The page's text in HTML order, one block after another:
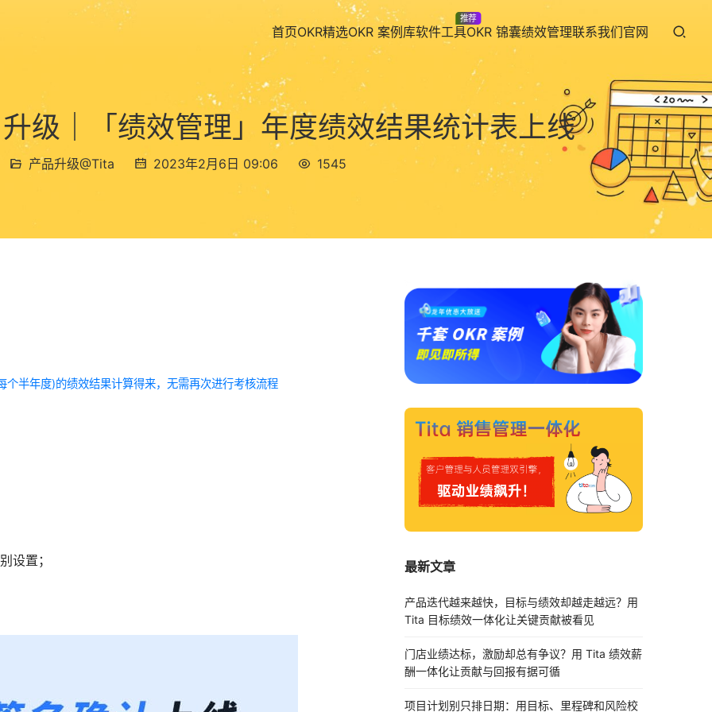
首页OKR精选OKR 案例库软件工具
推荐
OKR 锦囊绩效管理联系我们官网
级｜「绩效管理」年度绩效结果统计表上线
产品升级@Tita 2023年2月6日 09:06 1545
半年度)的绩效结果计算得来，无需再次进行考核流程
设置； 最新文章
产品迭代越来越快，目标与绩效却越走越远？用
Tita 目标绩效一体化让关键贡献被看见
门店业绩达标，激励却总有争议？用 Tita 绩效薪
酬一体化让贡献与回报有据可循
项目计划别只排日期：用目标、里程碑和风险校